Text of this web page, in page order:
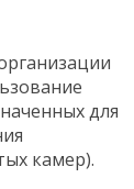
для
камер).